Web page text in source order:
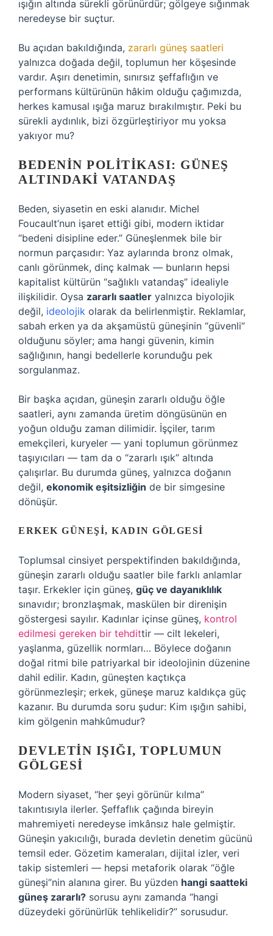
ışığın altında sürekli görünürdür; gölgeye sığınmak
neredeyse bir suçtur.
Bu açıdan bakıldığında, zararlı güneş saatleri
yalnızca doğada değil, toplumun her köşesinde
vardır. Aşırı denetimin, sınırsız şeffaflığın ve
performans kültürünün hâkim olduğu çağımızda,
herkes kamusal ışığa maruz bırakılmıştır. Peki bu
sürekli aydınlık, bizi özgürleştiriyor mu yoksa
yakıyor mu?
BEDENIN POLITIKASI: GÜNEŞ
ALTINDAKI VATANDAŞ
Beden, siyasetin en eski alanıdır. Michel
Foucault’nun işaret ettiği gibi, modern iktidar
“bedeni disipline eder.” Güneşlenmek bile bir
normun parçasıdır: Yaz aylarında bronz olmak,
canlı görünmek, dinç kalmak — bunların hepsi
kapitalist kültürün “sağlıklı vatandaş” idealiyle
ilişkilidir. Oysa zararlı saatler yalnızca biyolojik
değil, ideolojik olarak da belirlenmiştir. Reklamlar,
sabah erken ya da akşamüstü güneşinin “güvenli”
olduğunu söyler; ama hangi güvenin, kimin
sağlığının, hangi bedellerle korunduğu pek
sorgulanmaz.
Bir başka açıdan, güneşin zararlı olduğu öğle
saatleri, aynı zamanda üretim döngüsünün en
yoğun olduğu zaman dilimidir. İşçiler, tarım
emekçileri, kuryeler — yani toplumun görünmez
taşıyıcıları — tam da o “zararlı ışık” altında
çalışırlar. Bu durumda güneş, yalnızca doğanın
değil, ekonomik eşitsizliğin de bir simgesine
dönüşür.
ERKEK GÜNEŞI, KADIN GÖLGESI
Toplumsal cinsiyet perspektifinden bakıldığında,
güneşin zararlı olduğu saatler bile farklı anlamlar
taşır. Erkekler için güneş, güç ve dayanıklılık
sınavıdır; bronzlaşmak, maskülen bir direnişin
göstergesi sayılır. Kadınlar içinse güneş, kontrol
edilmesi gereken bir tehdittir — cilt lekeleri,
yaşlanma, güzellik normları… Böylece doğanın
doğal ritmi bile patriyarkal bir ideolojinin düzenine
dahil edilir. Kadın, güneşten kaçtıkça
görünmezleşir; erkek, güneşe maruz kaldıkça güç
kazanır. Bu durumda soru şudur: Kim ışığın sahibi,
kim gölgenin mahkûmudur?
DEVLETIN IŞIĞI, TOPLUMUN
GÖLGESI
Modern siyaset, “her şeyi görünür kılma”
takıntısıyla ilerler. Şeffaflık çağında bireyin
mahremiyeti neredeyse imkânsız hale gelmiştir.
Güneşin yakıcılığı, burada devletin denetim gücünü
temsil eder. Gözetim kameraları, dijital izler, veri
takip sistemleri — hepsi metaforik olarak “öğle
güneşi”nin alanına girer. Bu yüzden hangi saatteki
güneş zararlı? sorusu aynı zamanda “hangi
düzeydeki görünürlük tehlikelidir?” sorusudur.